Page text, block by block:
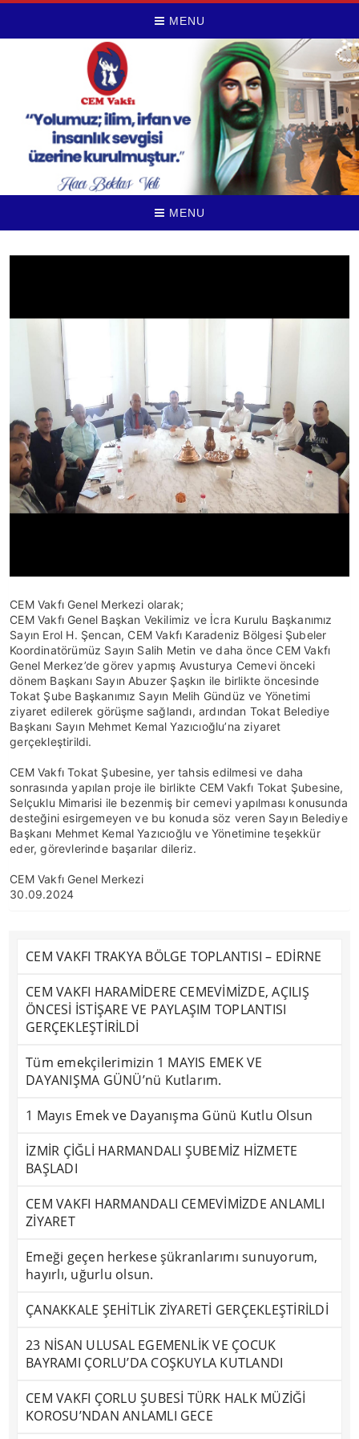
MENU
MENU
CEM Vakfı Genel Merkezi olarak;
CEM Vakfı Genel Başkan Vekilimiz ve İcra Kurulu Başkanımız
Sayın Erol H. Şencan, CEM Vakfı Karadeniz Bölgesi Şubeler
Koordinatörümüz Sayın Salih Metin ve daha önce CEM Vakfı
Genel Merkez’de görev yapmış Avusturya Cemevi önceki
dönem Başkanı Sayın Abuzer Şaşkın ile birlikte öncesinde
Tokat Şube Başkanımız Sayın Melih Gündüz ve Yönetimi
ziyaret edilerek görüşme sağlandı, ardından Tokat Belediye
Başkanı Sayın Mehmet Kemal Yazıcıoğlu’na ziyaret
gerçekleştirildi.
CEM Vakfı Tokat Şubesine, yer tahsis edilmesi ve daha
sonrasında yapılan proje ile birlikte CEM Vakfı Tokat Şubesine,
Selçuklu Mimarisi ile bezenmiş bir cemevi yapılması konusunda
desteğini esirgemeyen ve bu konuda söz veren Sayın Belediye
Başkanı Mehmet Kemal Yazıcıoğlu ve Yönetimine teşekkür
eder, görevlerinde başarılar dileriz.
CEM Vakfı Genel Merkezi
30.09.2024
CEM VAKFI TRAKYA BÖLGE TOPLANTISI – EDİRNE
CEM VAKFI HARAMİDERE CEMEVİMİZDE, AÇILIŞ
ÖNCESİ İSTİŞARE VE PAYLAŞIM TOPLANTISI
GERÇEKLEŞTİRİLDİ
Tüm emekçilerimizin 1 MAYIS EMEK VE
DAYANIŞMA GÜNÜ’nü Kutlarım.
1 Mayıs Emek ve Dayanışma Günü Kutlu Olsun
İZMİR ÇİĞLİ HARMANDALI ŞUBEMİZ HİZMETE
BAŞLADI
CEM VAKFI HARMANDALI CEMEVİMİZDE ANLAMLI
ZİYARET
Emeği geçen herkese şükranlarımı sunuyorum,
hayırlı, uğurlu olsun.
ÇANAKKALE ŞEHİTLİK ZİYARETİ GERÇEKLEŞTİRİLDİ
23 NİSAN ULUSAL EGEMENLİK VE ÇOCUK
BAYRAMI ÇORLU’DA COŞKUYLA KUTLANDI
CEM VAKFI ÇORLU ŞUBESİ TÜRK HALK MÜZİĞİ
KOROSU’NDAN ANLAMLI GECE